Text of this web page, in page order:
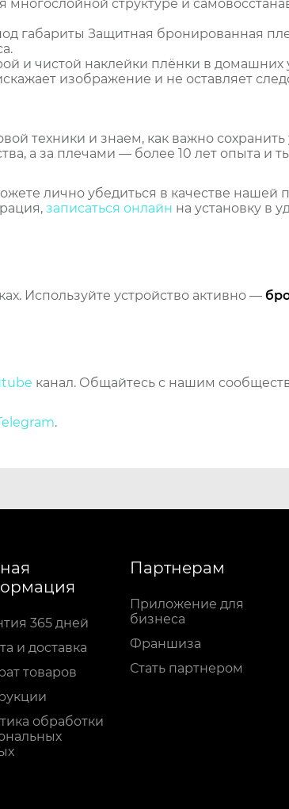
многослойной структуре и
габариты Защитная бронированная
и чистой наклейки плёнки в домашних
изображение и не оставляет
техники и знаем, как важно сохранить
а за плечами — более 10 лет опыта и
лично убедиться в качестве нашей
записаться онлайн на установку в
Используйте устройство активно —
канал. Общайтесь с нашим
.
365 дней
и доставка
товаров
обработки
Партнерам
Приложение для
бизнеса
Франшиза
Стать партнером